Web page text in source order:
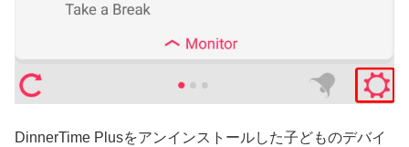
DinnerTime Plusをアンインストールした子どものデバイ